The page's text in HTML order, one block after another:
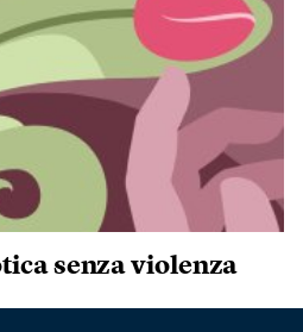
senza violenza